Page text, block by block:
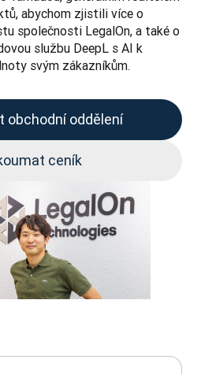
abychom zjistili více o
společnosti LegalOn, a také o
službu DeepL s AI k
svým zákazníkům.
obchodní oddělení
ceník